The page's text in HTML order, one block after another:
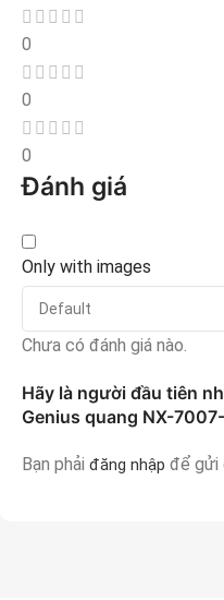
0
0
0
Đánh giá
Only with images
Chưa có đánh giá nào.
Hãy là người đầu tiên
Genius quang NX-
Bạn phải đăng nhập để gửi